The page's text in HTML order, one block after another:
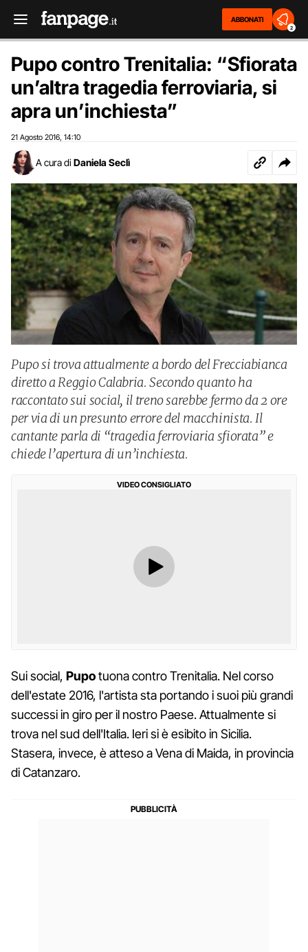
ABBONATI
2
Pupo contro Trenitalia: “Sfiorata
un’altra tragedia ferroviaria, si
apra un’inchiesta”
21 Agosto 2016 14:10
A cura di Daniela Seclì
Pupo si trova attualmente a bordo del Frecciabianca
diretto a Reggio Calabria. Secondo quanto ha
raccontato sui social, il treno sarebbe fermo da 2 ore
per via di un presunto errore del macchinista. Il
cantante parla di “tragedia ferroviaria sfiorata” e
chiede l’apertura di un’inchiesta.
VIDEO CONSIGLIATO
Sui social, Pupotuona contro Trenitalia. Nel corso
dell'estate 2016, l'artista sta portando i suoi più grandi
successi in giro per il nostro Paese. Attualmente si
trova nel sud dell'Italia. Ieri si è esibito in Sicilia.
Stasera, invece, è atteso a Vena di Maida, in provincia
di Catanzaro.